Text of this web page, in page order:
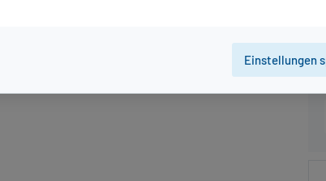
Einstellungen